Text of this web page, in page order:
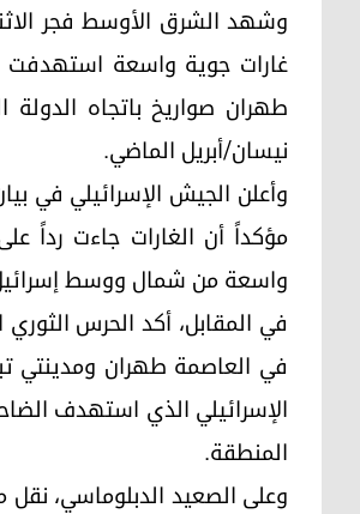
وشهد الشرق الأوسط فجر
غارات جوية واسعة
طهران صواريخ باتجاه
نيسان/أبريل الماضي.
وأعلن الجيش الإسرائيلي في
واسعة من شمال ووسط
في المقابل، أكد الحرس
في العاصمة طهران ومدينتي
الإسرائيلي الذي استهدف
المنطقة.
وعلى الصعيد الدبلوماسي،